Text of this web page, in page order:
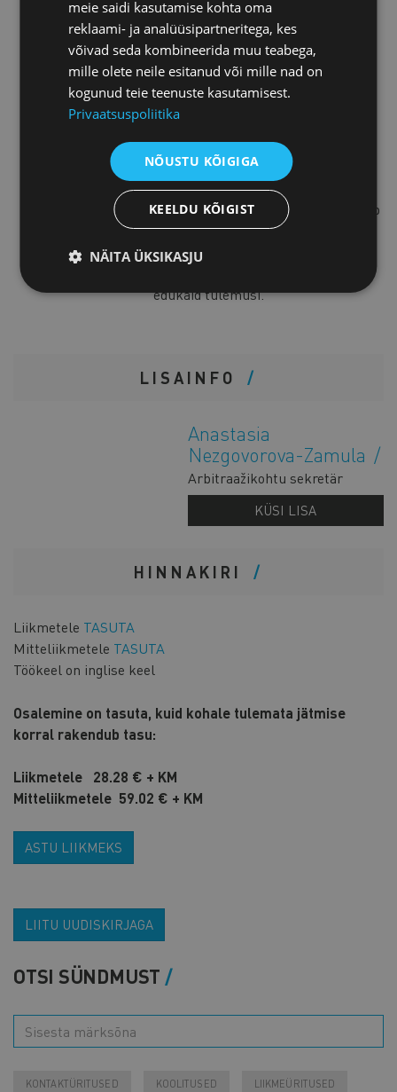
turundusstrateeg, kellel on üle 20-
aastane kogemus turunduse,
äriteabe, andmeanalüütika ja
ettevõtte kasvustrateegiate vallas.
Ta on digitaalse turunduse
konsultatsioonifirmade Mind The
Gap ja Digitools asutaja, mis aitab
klientidel särada erinevates
tööstusharudes üle kogu maailma.
Oma kogemuste ja andekusega aitab
tema meeskond neil kaubamärkidel
aktiveerida võimsaid strateegiaid,
edukaid tulemusi.
LISAINFO
Anastasia
Nezgovorova-Zamula
Arbitraažikohtu sekretär
KÜSI LISA
HINNAKIRI
Liikmetele TASUTA
Mitteliikmetele TASUTA
Töökeel on inglise keel
Osalemine on tasuta, kuid kohale tulemata jätmise
korral rakendub tasu:
Liikmetele
28.28 € + KM
Mitteliikmetele 59.02 € + KM
ASTU LIIKMEKS
LIITU UUDISKIRJAGA
OTSI SÜNDMUST
KONTAKTÜRITUSED KOOLITUSED LIIKMEÜRITUSED
meie saidi kasutamise kohta oma
reklaami- ja analüüsipartneritega, kes
võivad seda kombineerida muu teabega,
mille olete neile esitanud või mille nad on
kogunud teie teenuste kasutamisest.
Privaatsuspoliitika
NÕUSTU KÕIGIGA
KEELDU KÕIGIST
NÄITA ÜKSIKASJU